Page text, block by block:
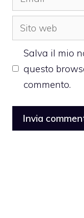
Sito
web
Salva il mio
questo
commento.